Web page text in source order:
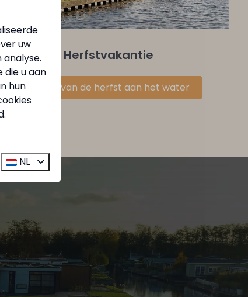
Herfstvakantie
Geniet van de herfst aan het water
uw
die u aan
hun
NL